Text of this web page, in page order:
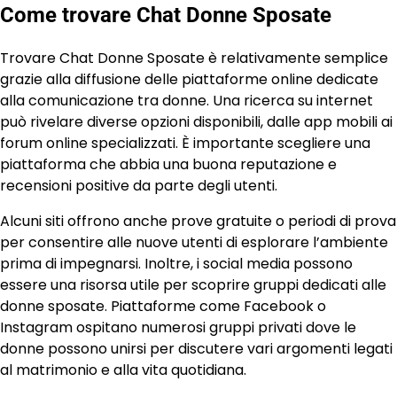
Come trovare Chat Donne Sposate
Trovare Chat Donne Sposate è relativamente semplice
grazie alla diffusione delle piattaforme online dedicate
alla comunicazione tra donne. Una ricerca su internet
può rivelare diverse opzioni disponibili, dalle app mobili ai
forum online specializzati. È importante scegliere una
piattaforma che abbia una buona reputazione e
recensioni positive da parte degli utenti.
Alcuni siti offrono anche prove gratuite o periodi di prova
per consentire alle nuove utenti di esplorare l’ambiente
prima di impegnarsi. Inoltre, i social media possono
essere una risorsa utile per scoprire gruppi dedicati alle
donne sposate. Piattaforme come Facebook o
Instagram ospitano numerosi gruppi privati dove le
donne possono unirsi per discutere vari argomenti legati
al matrimonio e alla vita quotidiana.